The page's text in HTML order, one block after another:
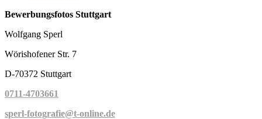
Bewerbungsfotos Stuttgart
Wolfgang Sperl
Wörishofener Str. 7
D-70372 Stuttgart
0711-4703661
sperl-fotografie@t-online.de